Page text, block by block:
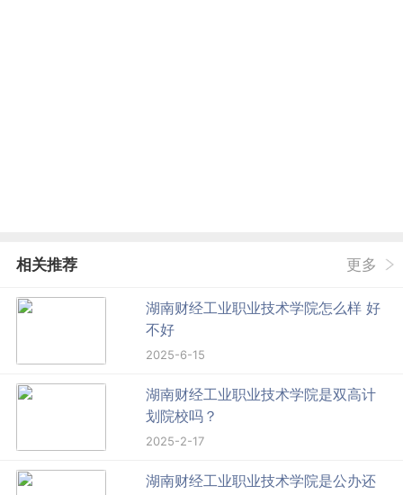
相关推荐 更多
湖南财经工业职业技术学院怎么样 好
不好
2025-6-15
湖南财经工业职业技术学院是双高计
划院校吗？
2025-2-17
湖南财经工业职业技术学院是公办还